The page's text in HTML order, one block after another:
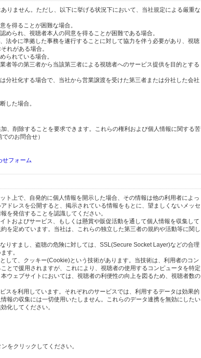
りません。ただし、以下に挙げる状況下において、当社規定による厳重な
を得ることが困難な場合。
られ、視聴者本人の同意を得ることが困難である場合。
法令に準拠した事務を遂行することに対して協力を伴う必要があり、視聴
れがある場合。
られている場合。
者等の第三者から当該第三者による視聴者へのサービス提供を目的とする
分社化する場合で、当社から営業譲渡を受けた第三者または分社した会社
した場合。
、削除することを要求できます。これらの権利および個人情報に関する苦
のお問合せ）
せフォーム
ト上で、自発的に個人情報を開示した場合、その情報は他の利用者によっ
ドレスを公開すると、掲示されている情報をもとに、望ましくないメッセ
を発信することを認識してください。
トおよびサービス、もしくは懸賞や販促活動を通して個人情報を収集して
を定めています。当社は、これらの独立した第三者の規約や活動等に関し
りすまし、盗聴の危険に対しては、SSL(Secure Socket Layer)などの合理
す。
して、クッキー(Cookie)という技術があります。当技術は、利用者のコン
とで援用されますが、これにより、視聴者の使用するコンピュータを特定
ウェブサイトにおいては、視聴者の利便性の向上を図るため、視聴者数の
スを利用しています。それぞれのサービスでは、利用するデータは効果的
報の収集には一切使用いたしません。これらのデータ連携を無効にしたい
化してください。
をクリックしてください。